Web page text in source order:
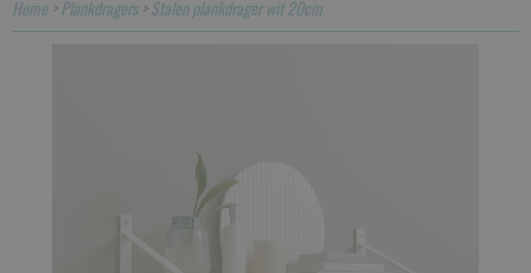
Home>Plankdragers>Stalen plankdrager wit 20cm